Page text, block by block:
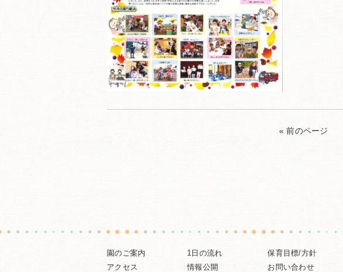
« 前のページ
園のご案内 1日の流れ 保育目標/方針
アクセス
情報公開 お問い合わせ